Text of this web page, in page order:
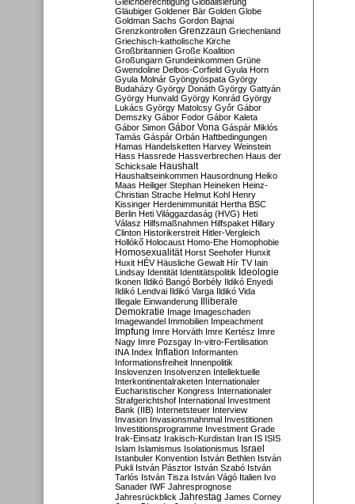
Gläubiger Goldener Bär Golden Globe
Goldman Sachs Gordon Bajnai
Grenzkontrollen Grenzzaun Griechenland
Griechisch-katholische Kirche
Großbritannien Große Koalition
Großungarn Grundeinkommen Grüne
Gwendoline Delbos-Corfield Gyula Horn
Gyula Molnár Gyöngyöspata György
Budaházy György Donáth György Gattyán
György Hunvald György Konrád György
Lukács György Matolcsy Győr Gábor
Demszky Gábor Fodor Gábor Kaleta
Gábor Simon Gábor Vona Gáspár Miklós
Tamás Gáspár Orbán Haftbedingungen
Hamas Handelsketten Harvey Weinstein
Hass Hassrede Hassverbrechen Haus der
Schicksale Haushalt
Haushaltseinkommen Hausordnung Heiko
Maas Heiliger Stephan Heineken Heinz-
Christian Strache Helmut Kohl Henry
Kissinger Herdenimmunität Hertha BSC
Berlin Heti Világgazdaság (HVG) Heti
Válasz Hilfsmaßnahmen Hilfspaket Hillary
Clinton Historikerstreit Hitler-Vergleich
Hollókő Holocaust Homo-Ehe Homophobie
Homosexualität Horst Seehofer Hunxit
Huxit HÉV Häusliche Gewalt Hír TV Iain
Lindsay Identität Identitätspolitik Ideologie
Ikonen Ildikó Bangó Borbély Ildikó Enyedi
Ildikó Lendvai Ildikó Varga Ildikó Vida
Illegale Einwanderung Illiberale
Demokratie Image Imageschaden
Imagewandel Immobilien Impeachment
Impfung Imre Horváth Imre Kertész Imre
Nagy Imre Pozsgay In-vitro-Fertilisation
INA Index Inflation Informanten
Informationsfreiheit Innenpolitik
Inslovenzen Insolvenzen Intellektuelle
Interkontinentalraketen Internationaler
Eucharistischer Kongress Internationaler
Strafgerichtshof International Investment
Bank (IIB) Internetsteuer Interview
Invasion Invasionsmahnmal Investitionen
Investitionsprogramme Investment Grade
Irak-Einsatz Irakisch-Kurdistan Iran IS ISIS
Islam Islamismus Isolationismus Israel
Istanbuler Konvention István Bethlen István
Pukli István Pásztor István Szabó István
Tarlós István Tisza István Vágó Italien Ivo
Sanader IWF Jahresprognose
Jahresrückblick Jahrestag James Corney